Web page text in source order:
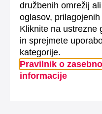
družbenih omrežij
oglasov,
Kliknite na ustrezne
in sprejmete
kategorije.
Pravilnik o
informacije